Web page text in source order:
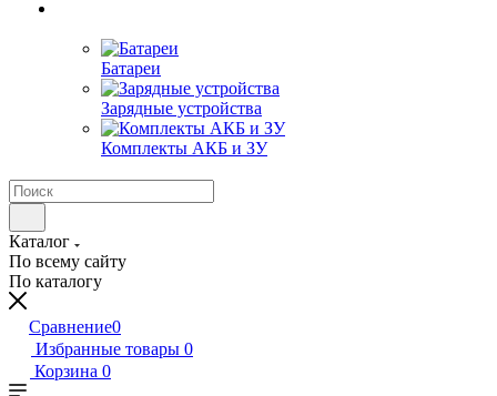
Батареи
Зарядные устройства
Комплекты АКБ и ЗУ
Каталог
По всему сайту
По каталогу
Сравнение0
Избранные товары 0
Корзина 0